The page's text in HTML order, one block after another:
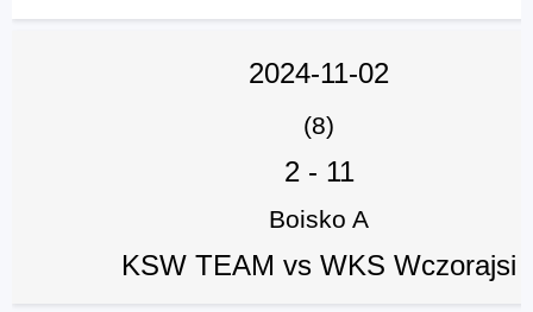
2024-11-02
(8)
2- 11
Boisko A
KSW TEAM vs WKS Wczorajsi